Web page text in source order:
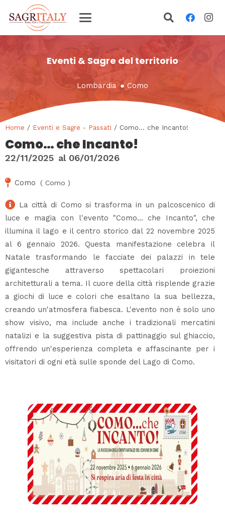
Eventi & Sagre del territorio
Lombardia ● Como
Home / Eventi e Sagre - Passati / Como… che Incanto!
Como… che Incanto!
22/11/2025 al 06/01/2026
Como ( Como )
La città di Como si trasforma in un palcoscenico di
luce e magia con l'evento "Como... che Incanto", che
illumina il lago e il centro storico dal 22 novembre 2025
al 6 gennaio 2026. Questa manifestazione celebra il
Natale trasformando le facciate dei palazzi in tele
gigantesche attraverso spettacolari proiezioni
architetturali a tema. Il cuore della città risplende grazie
a giochi di luce e colori che esaltano la sua bellezza,
creando un'atmosfera fiabesca. L'evento non è solo uno
show visivo, ma include anche i tradizionali mercatini
natalizi e la suggestiva pista di pattinaggio sul ghiaccio,
offrendo un'esperienza completa e affascinante per i
visitatori di ogni età sulle sponde del Lago di Como.